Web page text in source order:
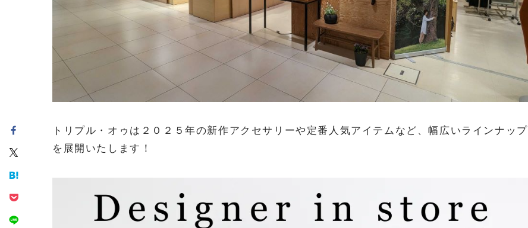
トリプル・オゥは２０２５年の新作アクセサリーや定番人気アイテムなど、幅広いラインナップ
を展開いたします！